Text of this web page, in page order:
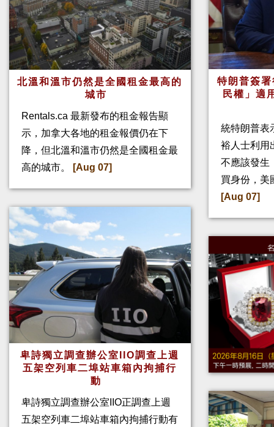
北溫和溫市仍然是全國租金最高的
城市
Rentals.ca 最新發布的租金報告顯
示，加拿大各地的租金報價仍在下
降，但北溫和溫市仍然是全國租金最
高的城市。
[Aug 07]
卑詩獨立調查辦公室IIO調查上週
五架空列車二埠站車箱內拘捕行
動
卑詩獨立調查辦公室IIO正調查上週
五架空列車二埠站車箱內拘捕行動有
特朗普簽
民權」適
統特朗普表
裕人士利用
不應該發生
買身份，美
[Aug 07]